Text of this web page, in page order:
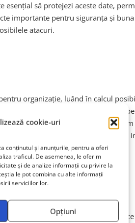
cookie-uri
conținutul și anunțurile, pentru a oferi
traficul. De asemenea, le oferim
și de analize informații cu privire la
le pot combina cu alte informații
serviciilor lor.
Opțiuni
să protejezi aceste date,
importante pentru siguranța și
atacuri.
organizație, luând în calcul
să determine dacă acestea sunt în
precum politica
de important este să clasifici corect
sau scăzut. Iată cum decizi în